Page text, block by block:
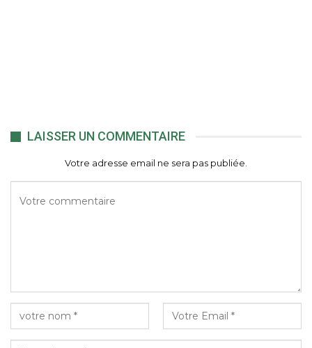
LAISSER UN COMMENTAIRE
Votre adresse email ne sera pas publiée.